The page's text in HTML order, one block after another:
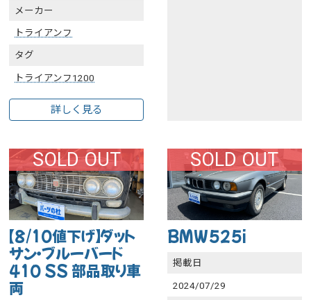
メーカー
トライアンフ
タグ
トライアンフ1200
詳しく見る
SOLD OUT
【8/10値下げ】ダット
サン・ブルーバード
410 SS 部品取り車
両
SOLD OUT
BMW525i
掲載日
2024/07/29